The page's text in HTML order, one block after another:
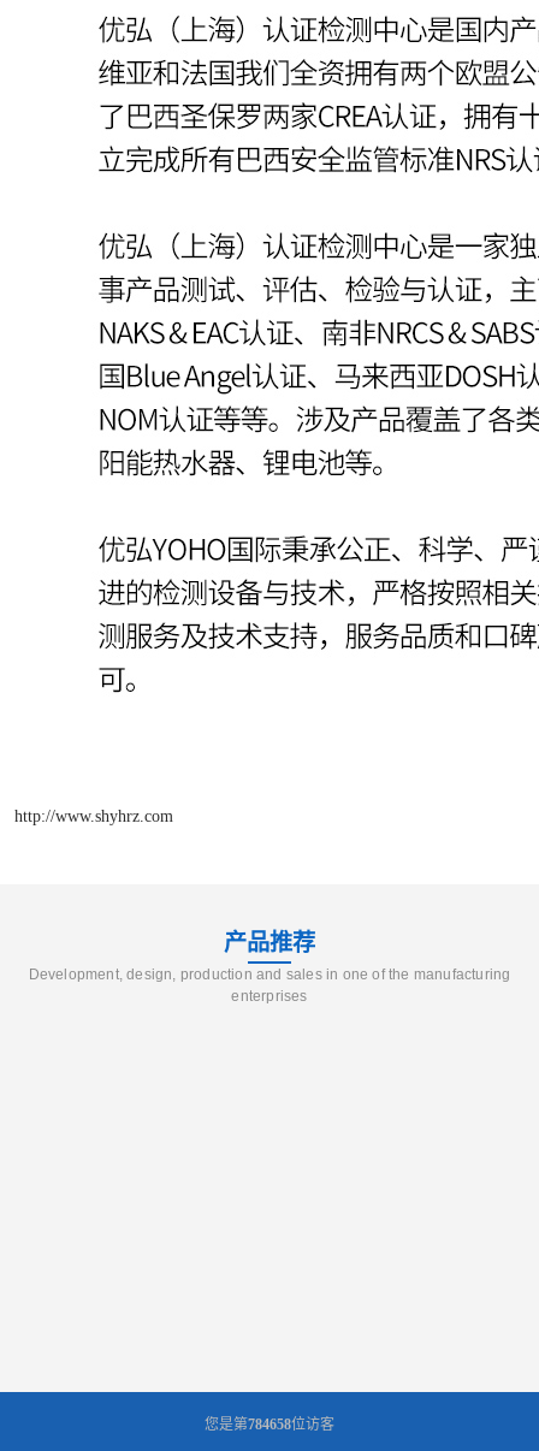
http://www.shyhrz.com
产品推荐
Development, design, production and sales in one of the manufacturing
enterprises
您是第784658位访客